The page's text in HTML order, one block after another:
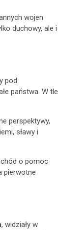
wojen
duchowy, ale i
pod
państwa. W tle
perspektywy,
sławy i
o pomoc
pierwotne
, widziały w